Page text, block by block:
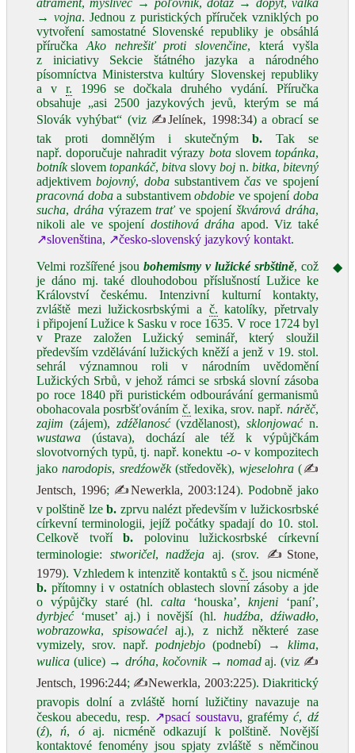
atrament, myslivec→ poľovník, dotaz→ dopyt, válka
→ vojna. Jednou z puristických příruček vzniklých po
vytvoření samostatné Slovenské republiky je obsáhlá
příručka Ako nehrešiť proti slovenčine, která vyšla
z iniciativy Sekcie štátného jazyka a národného
písomníctva Ministerstva kultúry Slovenskej republiky
a v r. 1996 se dočkala druhého vydání. Příručka
obsahuje „asi 2500 jazykových jevů, kterým se má
Slovák vyhýbat“ (viz ✍Jelínek, 1998:34) a obrací se
tak proti domnělým i skutečným b.Tak se
např. doporučuje nahradit výrazy botaslovem topánka,
botníkslovemtopankáč,bitva slovyboj n. bitka, bitevný
adjektivembojovný, dobasubstantivemčas ve spojení
pracovná dobaa substantivemobdobie ve spojení doba
sucha, dráhavýrazemtraťve spojení škvárová dráha,
nikoli ale ve spojení dostihová dráha apod. Viz také
↗slovenština, ↗česko-slovenský jazykový kontakt.
Velmi rozšířené jsou bohemismy v lužické srbštině, což
je dáno mj. také dlouhodobou příslušností Lužice ke
Království českému. Intenzivní kulturní kontakty,
zvláště mezi lužickosrbskými a č. katolíky, přetrvaly
i připojení Lužice k Sasku v roce 1635. V roce 1724 byl
v Praze založen Lužický seminář, který sloužil
především vzdělávání lužických kněží a jenž v 19. stol.
sehrál významnou roli v národním uvědomění
Lužických Srbů, v jehož rámci se srbská slovní zásoba
po roce 1840 při puristickém odbourávání germanismů
obohacovala posrbšťováním č. lexika, srov. např. nárěč,
zajim (zájem), zdźělanosć(vzdělanost), sklonjowaćn.
wustawa (ústava), dochází ale též k výpůjčkám
slovotvorných typů, tj. např. konektu ‑o‑v kompozitech
jakonarodopis, sredźowěk(středověk), wjeselohra(✍
Jentsch, 1996; ✍Newerkla, 2003:124). Podobně jako
v polštině lzeb. zprvu nalézt především v lužickosrbské
církevní terminologii, jejíž počátky spadají do 10. stol.
Celkově tvoříb. polovinu lužickosrbské církevní
terminologie: stworičel,nadžeja aj. (srov. ✍Stone,
1979). Vzhledem k intenzitě kontaktů sč. jsou nicméně
b. přítomny i v ostatních oblastech slovní zásoby a jde
o výpůjčky staré (hl. calta‘houska’, knjeni‘paní’,
dyrbjeć‘muset’ aj.) i novější (hl. hudźba, dźiwadło,
wobrazowka, spisowaćelaj.), z nichž některé zase
vymizely, srov. např. podnjebjo(podnebí) → klima,
wulica (ulice) → dróha, kočovnik→ nomadaj. (viz ✍
Jentsch, 1996:244; ✍Newerkla, 2003:225). Diakritický
pravopis dolní a zvláště horní lužičtiny navazuje na
českou abecedu, resp. ↗psací soustavu, grafémyć, dź
(ź),ń, óaj. nicméně odkazují k polštině. Novější
kontaktové fenomény jsou spjaty zvláště s němčinou
◆